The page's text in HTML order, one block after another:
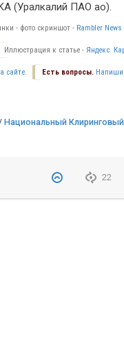
(Уралкалий ПАО ао).
- фото скриншот - Rambler News
Иллюстрация к статье - Яндекс.
Есть вопросы.
сайте.
Национальный
22